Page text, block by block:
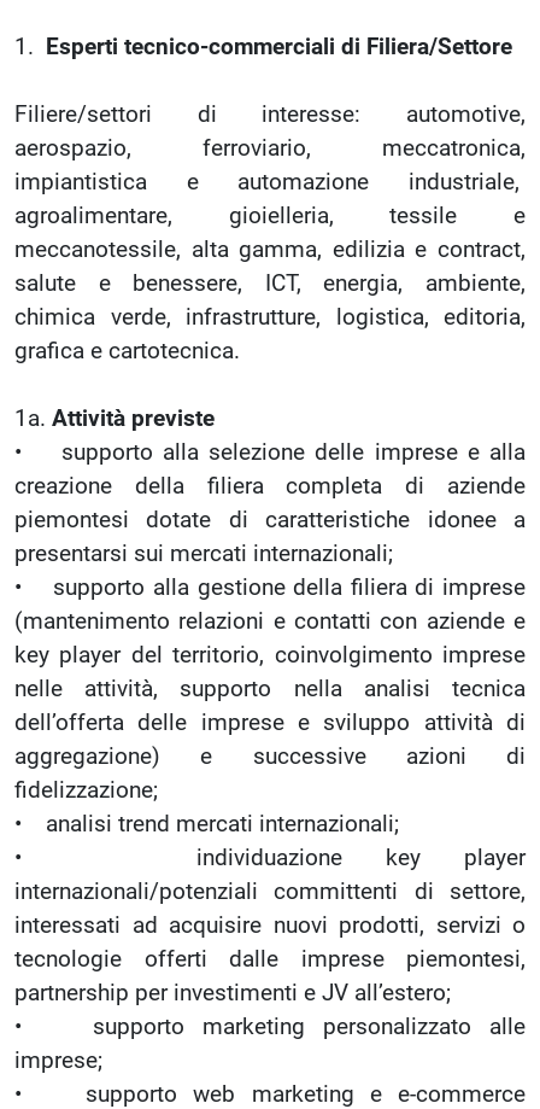
1. Esperti tecnico-commerciali di Filiera/Settore
Filiere/settori di interesse: automotive,
aerospazio, ferroviario, meccatronica,
impiantistica e automazione industriale,
agroalimentare, gioielleria, tessile e
meccanotessile, alta gamma, edilizia e contract,
salute e benessere, ICT, energia, ambiente,
chimica verde, infrastrutture, logistica, editoria,
grafica e cartotecnica.
1a. Attività previste
• supporto alla selezione delle imprese e alla
creazione della filiera completa di aziende
piemontesi dotate di caratteristiche idonee a
presentarsi sui mercati internazionali;
• supporto alla gestione della filiera di imprese
(mantenimento relazioni e contatti con aziende e
key player del territorio, coinvolgimento imprese
nelle attività, supporto nella analisi tecnica
dell’offerta delle imprese e sviluppo attività di
aggregazione) e successive azioni di
fidelizzazione;
• analisi trend mercati internazionali;
• individuazione key player
internazionali/potenziali committenti di settore,
interessati ad acquisire nuovi prodotti, servizi o
tecnologie offerti dalle imprese piemontesi,
partnership per investimenti e JV all’estero;
• supporto marketing personalizzato alle
imprese;
• supporto web marketing e e-commerce